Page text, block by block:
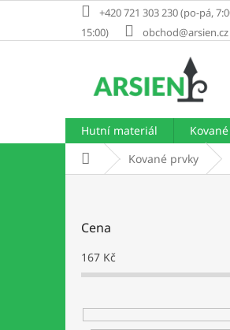
obsah
+420 721 303 230 (po-pá,
15:00)
obchod@arsien.cz
Hutní materiál
Domů Kované prvky
Cena
167 Kč